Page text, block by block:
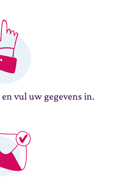
en vul uw gegevens in.